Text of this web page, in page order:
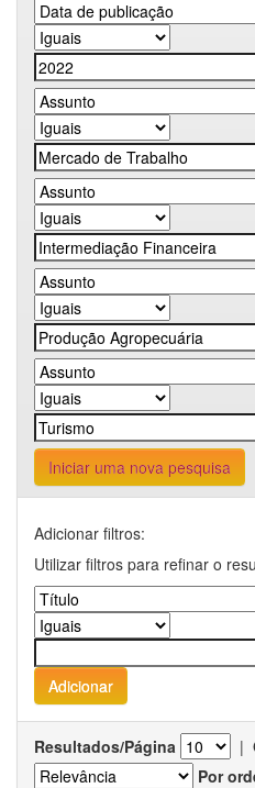
Iniciar uma nova pesquisa
Adicionar filtros:
Utilizar filtros para refinar o
Resultados/Página |
Por